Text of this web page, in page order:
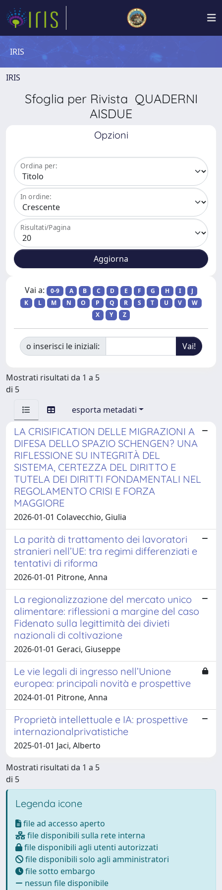
IRIS
IRIS
Sfoglia per Rivista QUADERNI
AISDUE
Opzioni
Ordina per:
In ordine:
Risultati/Pagina
Vai a: 0-9 A B C D E F G H I
J
K
L M N O P Q R S T U V
W
X
Y Z
o inserisci le iniziali:
Mostrati risultati da 1 a 5
di 5
esporta metadati
LA CRISIFICATION DELLE MIGRAZIONI A
DIFESA DELLO SPAZIO SCHENGEN? UNA
RIFLESSIONE SU INTEGRITÀ DEL
SISTEMA, CERTEZZA DEL DIRITTO E
TUTELA DEI DIRITTI FONDAMENTALI NEL
REGOLAMENTO CRISI E FORZA
MAGGIORE
2026-01-01 Colavecchio, Giulia
La parità di trattamento dei lavoratori
stranieri nell’UE: tra regimi differenziati e
tentativi di riforma
2026-01-01 Pitrone, Anna
La regionalizzazione del mercato unico
alimentare: riflessioni a margine del caso
Fidenato sulla legittimità dei divieti
nazionali di coltivazione
2026-01-01 Geraci, Giuseppe
Le vie legali di ingresso nell’Unione
europea: principali novità e prospettive
2024-01-01 Pitrone, Anna
Proprietà intellettuale e IA: prospettive
internazionalprivatistiche
2025-01-01 Jaci, Alberto
Mostrati risultati da 1 a 5
di 5
Legenda icone
file ad accesso aperto
file disponibili sulla rete interna
file disponibili agli utenti autorizzati
file disponibili solo agli amministratori
file sotto embargo
nessun file disponibile